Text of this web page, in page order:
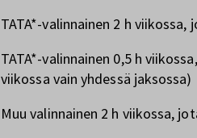
TATA*-valinnainen 2 h
TATA*-valinnainen 0,5 h
viikossa vain yhdessä jaksossa)
Muu valinnainen 2 h viikossa,